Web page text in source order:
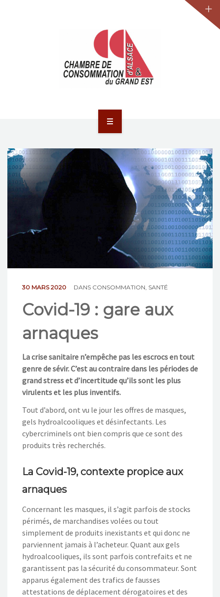
ACTUALITÉS
JURIDIQUE
LA CCA-GE
NOS ACTIONS
30 MARS 2020 DANS CONSOMMATION SANTÉ
Covid-19 : gare aux
arnaques
La crise sanitaire n’empêche pas les escrocs en tout
genre de sévir. C’est au contraire dans les périodes de
grand stress et d’incertitude qu’ils sont les plus
virulents et les plus inventifs.
Tout d’abord, ont vu le jour les offres de masques,
gels hydroalcooliques et désinfectants. Les
cybercriminels ont bien compris que ce sont des
produits très recherchés.
La Covid-19, contexte propice aux
arnaques
Concernant les masques, il s’agit parfois de stocks
périmés, de marchandises volées ou tout
simplement de produits inexistants et qui donc ne
parviennent jamais à l’acheteur. Quant aux gels
hydroalcooliques, ils sont parfois contrefaits et ne
garantissent pas la sécurité du consommateur. Sont
apparus également des trafics de fausses
attestations de déplacement dérogatoires et des